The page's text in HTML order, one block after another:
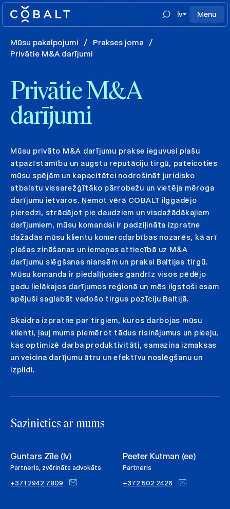
lv Menu
Mūsu pakalpojumi / Prakses joma
/
Privātie M&A darījumi
Privātie M&A
darījumi
Mūsu privāto M&A darījumu prakse ieguvusi plašu
atpazīstamību un augstu reputāciju tirgū, pateicoties
mūsu spējām un kapacitātei nodrošināt juridisko
atbalstu vissarežģītāko pārrobežu un vietēja mēroga
darījumu ietvaros. Ņemot vērā COBALT ilggadējo
pieredzi, strādājot pie daudziem un visdažādākajiem
darījumiem, mūsu komandai ir padziļināta izpratne
dažādās mūsu klientu komercdarbības nozarēs, kā arī
plašas zināšanas un iemaņas attiecībā uz M&A
darījumu slēgšanas niansēm un praksi Baltijas tirgū.
Mūsu komanda ir piedalījusies gandrīz visos pēdējo
gadu lielākajos darījumos reģionā un mēs ilgstoši esam
spējuši saglabāt vadošo tirgus pozīciju Baltijā.
Skaidra izpratne par tirgiem, kuros darbojas mūsu
klienti, ļauj mums piemērot tādus risinājumus un pieeju,
kas optimizē darba produktivitāti, samazina izmaksas
un veicina darījumu ātru un efektīvu noslēgšanu un
izpildi.
Sazinieties ar mums
Guntars Zīle (lv)
Partneris, zvērināts advokāts
+371 2942 7809
Peeter Kutman (ee)
Partneris
+372 502 2426